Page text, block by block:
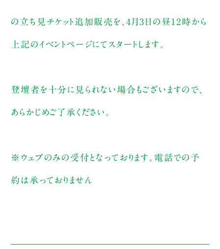
の立ち見チケット追加販売を、4月3日の昼12時から
上記のイベントページにてスタートします。
登壇者を十分に見られない場合もございますので、
あらかじめご了承ください。
※ウェブのみの受付となっております。電話での予
約は承っておりません